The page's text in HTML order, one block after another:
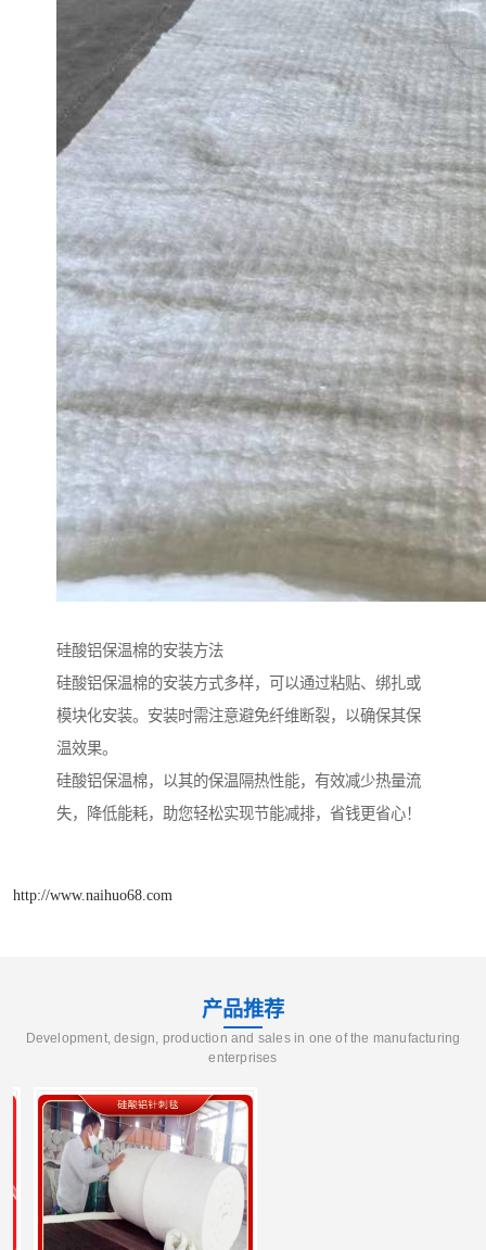
硅酸铝保温棉的安装方法
硅酸铝保温棉的安装方式多样，可以通过粘贴、绑扎或
模块化安装。安装时需注意避免纤维断裂，以确保其保
温效果。
硅酸铝保温棉，以其的保温隔热性能，有效减少热量流
失，降低能耗，助您轻松实现节能减排，省钱更省心！
http://www.naihuo68.com
产品推荐
Development, design, production and sales in one of the manufacturing
enterprises